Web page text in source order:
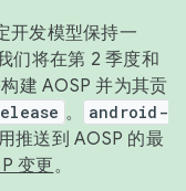
开发模型保持一
们将在第 2 季度和
建 AOSP 并为其贡
。
android-
推送到 AOSP 的最
变更。